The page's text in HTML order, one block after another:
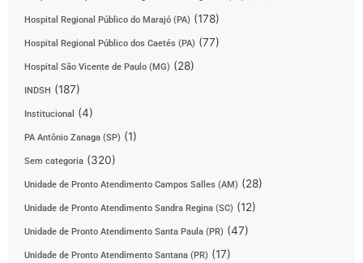
Hospital Regional Público do Marajó (PA) (178)
Hospital Regional Público dos Caetés (PA) (77)
Hospital São Vicente de Paulo (MG) (28)
INDSH (187)
Institucional (4)
PA Antônio Zanaga (SP) (1)
Sem categoria (320)
Unidade de Pronto Atendimento Campos Salles (AM) (28)
Unidade de Pronto Atendimento Sandra Regina (SC) (12)
Unidade de Pronto Atendimento Santa Paula (PR) (47)
Unidade de Pronto Atendimento Santana (PR) (17)